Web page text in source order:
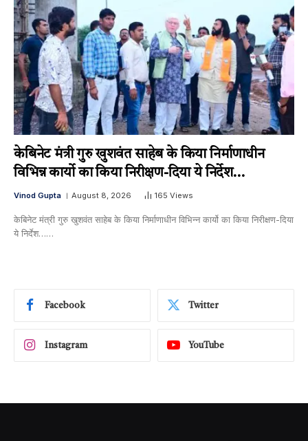
केबिनेट मंत्री गुरु खुशवंत साहेब के किया निर्माणाधीन
विभिन्न कार्यो का किया निरीक्षण-दिया ये निर्देश…
Vinod Gupta August 8, 2026 165 Views
केबिनेट मंत्री गुरु खुशवंत साहेब के किया निर्माणाधीन विभिन्न कार्यो का किया निरीक्षण-दिया
ये निर्देश……
Facebook Twitter
Instagram YouTube